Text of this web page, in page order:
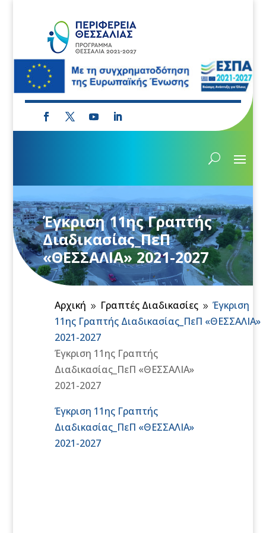
Έγκριση 11ης Γραπτής
Διαδικασίας_ΠεΠ
«ΘΕΣΣΑΛΙΑ» 2021-2027
Αρχική 9 Γραπτές Διαδικασίες 9 Έγκριση
11ης Γραπτής Διαδικασίας_ΠεΠ «ΘΕΣΣΑΛΙΑ»
2021-2027
Έγκριση 11ης Γραπτής
Διαδικασίας_ΠεΠ «ΘΕΣΣΑΛΙΑ»
2021-2027
Έγκριση 11ης Γραπτής
Διαδικασίας_ΠεΠ «ΘΕΣΣΑΛΙΑ»
2021-2027